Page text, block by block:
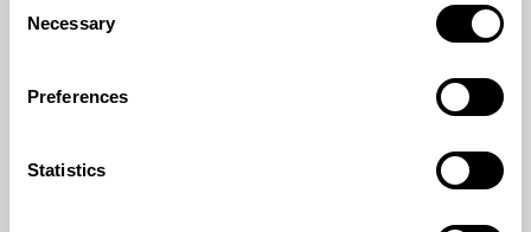
Selection
Necessary
Preferences
Statistics
チョコレート成形